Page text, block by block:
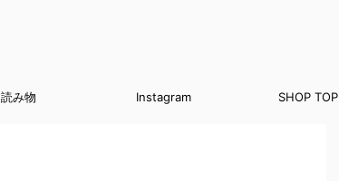
読み物 Instagram SHOP TOP